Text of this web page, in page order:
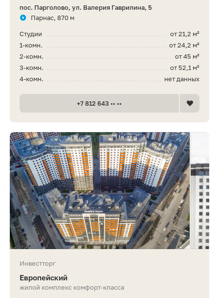
пос. Парголово, ул. Валерия Гаврилина, 5
Парнас, 870 м
от 21,2 м²
Студии
от 24,2 м²
1-комн.
от 45 м²
2-комн.
от 52,1 м²
3-комн.
нет данных
4-комн.
+7 812 643 •• ••
Инвестторг
Европейский
жилой комплекс комфорт-класса